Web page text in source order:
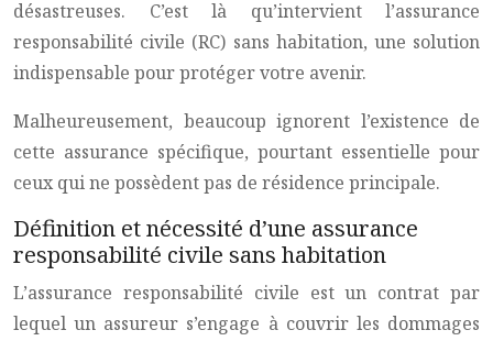
désastreuses. C’est là qu’intervient l’assurance
responsabilité civile (RC) sans habitation, une solution
indispensable pour protéger votre avenir.
Malheureusement, beaucoup ignorent l’existence de
cette assurance spécifique, pourtant essentielle pour
ceux qui ne possèdent pas de résidence principale.
Définition et nécessité d’une assurance
responsabilité civile sans habitation
L’assurance responsabilité civile est un contrat par
lequel un assureur s’engage à couvrir les dommages